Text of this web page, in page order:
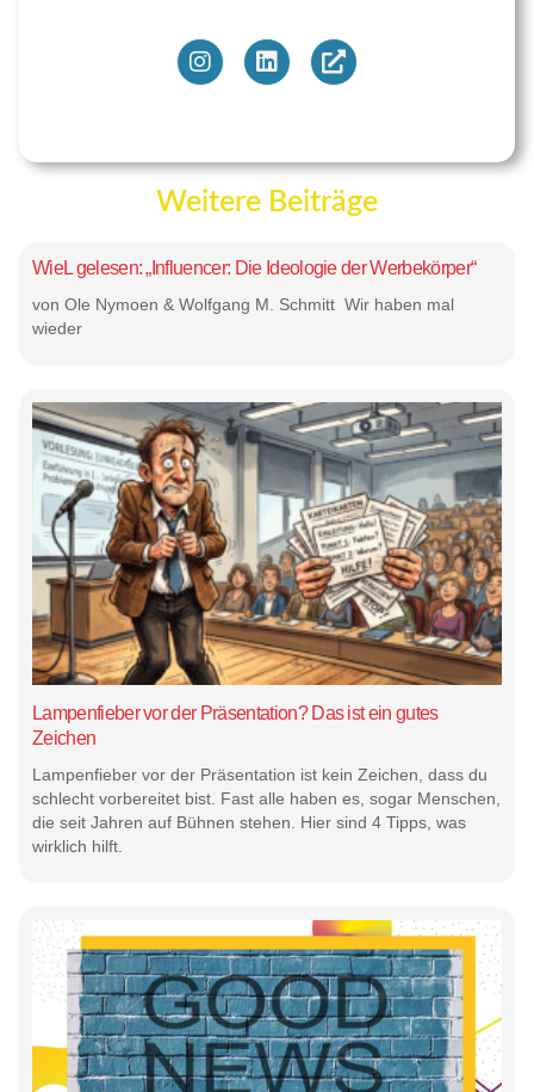
Weitere Beiträge
WieL gelesen: „Influencer: Die Ideologie der Werbekörper“
von Ole Nymoen & Wolfgang M. Schmitt Wir haben mal
wieder
Lampenfieber vor der Präsentation? Das ist ein gutes
Zeichen
Lampenfieber vor der Präsentation ist kein Zeichen, dass du
schlecht vorbereitet bist. Fast alle haben es, sogar Menschen,
die seit Jahren auf Bühnen stehen. Hier sind 4 Tipps, was
wirklich hilft.